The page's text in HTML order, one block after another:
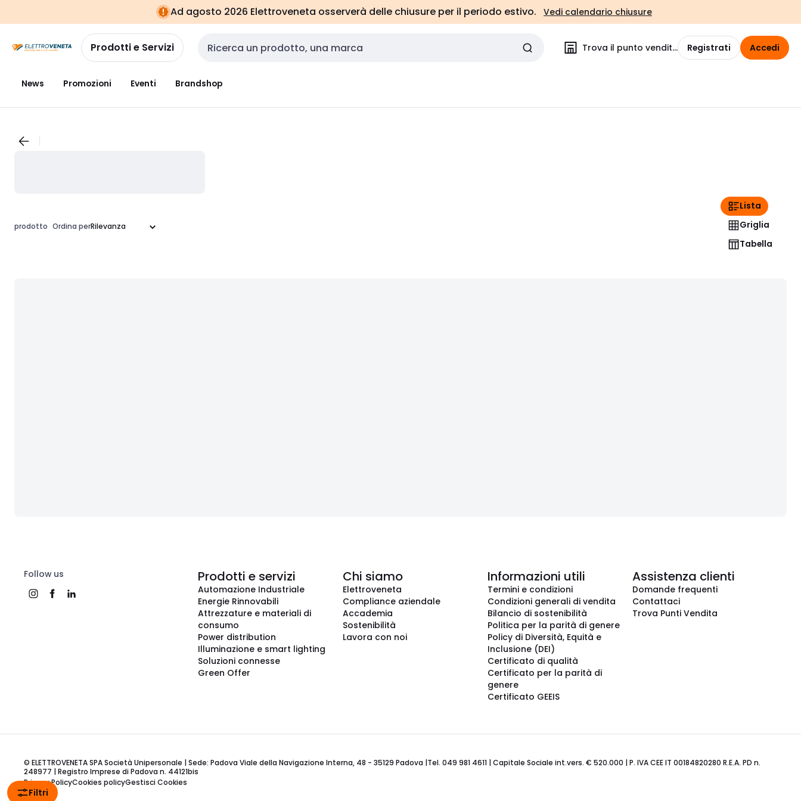
navigazionealla
pagina
Ad agosto 2026 Elettroveneta osserverà delle chiusure per il periodo estivo. Vedi calendario chiusure
Prodotti e Servizi Cerca input Trova il punto vendita Registrati Accedi
News Promozioni Eventi Brandshop
Filtri
prodotto Ordina per
Lista
Griglia
Tabella
Follow us Prodotti e servizi
Automazione Industriale
Energie Rinnovabili
Attrezzature e materiali di
consumo
Power distribution
Illuminazione e smart lighting
Soluzioni connesse
Green Offer
Chi siamo
Elettroveneta
Compliance aziendale
Accademia
Sostenibilità
Lavora con noi
Informazioni utili
Termini e condizioni
Condizioni generali di vendita
Bilancio di sostenibilità
Politica per la parità di genere
Policy di Diversità, Equità e
Inclusione (DEI)
Certificato di qualità
Certificato per la parità di
genere
Certificato GEEIS
Assistenza clienti
Domande frequenti
Contattaci
Trova Punti Vendita
© ELETTROVENETA SPA Società Unipersonale | Sede: Padova Viale della Navigazione Interna, 48 - 35129 Padova |Tel. 049 981 4611 | Capitale Sociale int.vers. € 520.000 | P. IVA CEE IT 00184820280 R.E.A. PD n.
248977 | Registro Imprese di Padova n. 44121bis
Privacy PolicyCookies policyGestisci Cookies